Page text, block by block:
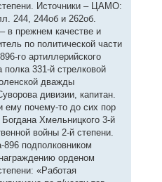
Источники – ЦАМО:
244, 244об и 262об.
в прежнем качестве и
по политической части
го артиллерийского
331-й стрелковой
дважды
дивизии, капитан.
ему почему-то до сих пор
Хмельницкого 3-й
войны 2-й степени.
896 подполковником
орденом
«Работая